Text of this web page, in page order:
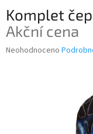
Komplet
Akční cena
Průměrné
Neohodnoceno